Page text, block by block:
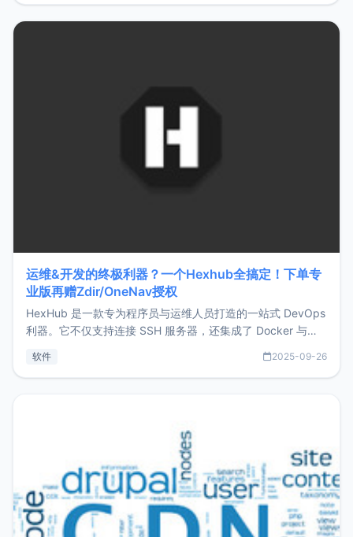
运维&开发的终极利器？一个Hexhub全搞定！下单专
业版再赠Zdir/OneNav授权
HexHub 是一款专为程序员与运维人员打造的一站式 DevOps
利器。它不仅支持连接 SSH 服务器，还集成了 Docker 与常
件间频繁切换，仅凭 HexHub 即可同时搞定运维与数据库操
软件 2025-09-26